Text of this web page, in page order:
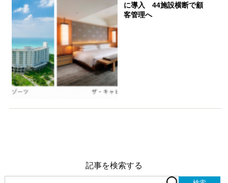
に導入 44施設横断で顧
客管理へ
記事を検索する